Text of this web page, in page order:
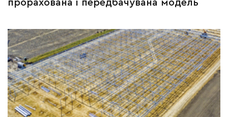
прорахована і передбачувана модель